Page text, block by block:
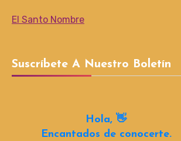
El Santo Nombre
Suscríbete A Nuestro Boletín
Hola, 👋
Encantados de conocerte.